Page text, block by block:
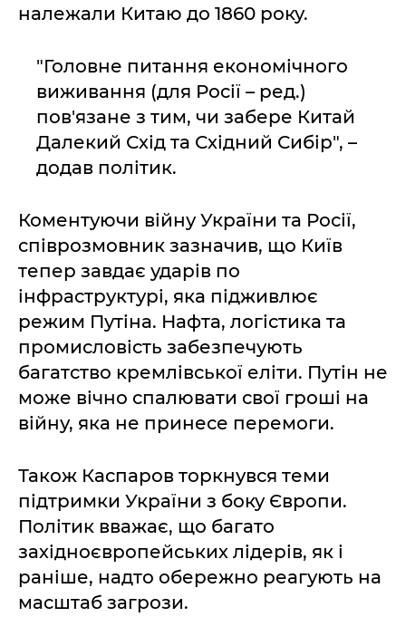
належали Китаю до 1860 року.
"Головне питання економічного
виживання (для Росії – ред.)
пов'язане з тим, чи забере Китай
Далекий Схід та Східний Сибір", –
додав політик.
Коментуючи війну України та Росії,
співрозмовник зазначив, що Київ
тепер завдає ударів по
інфраструктурі, яка підживлює
режим Путіна. Нафта, логістика та
промисловість забезпечують
багатство кремлівської еліти. Путін не
може вічно спалювати свої гроші на
війну, яка не принесе перемоги.
Також Каспаров торкнувся теми
підтримки України з боку Європи.
Політик вважає, що багато
західноєвропейських лідерів, як і
раніше, надто обережно реагують на
масштаб загрози.